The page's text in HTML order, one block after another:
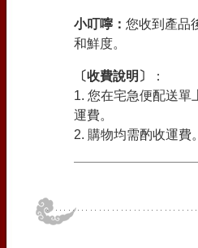
小叮嚀： 您收到產品
和鮮度。
〔收費說明〕
：
1. 您在宅急便配送單
運費。
2. 購物均需酌收運費